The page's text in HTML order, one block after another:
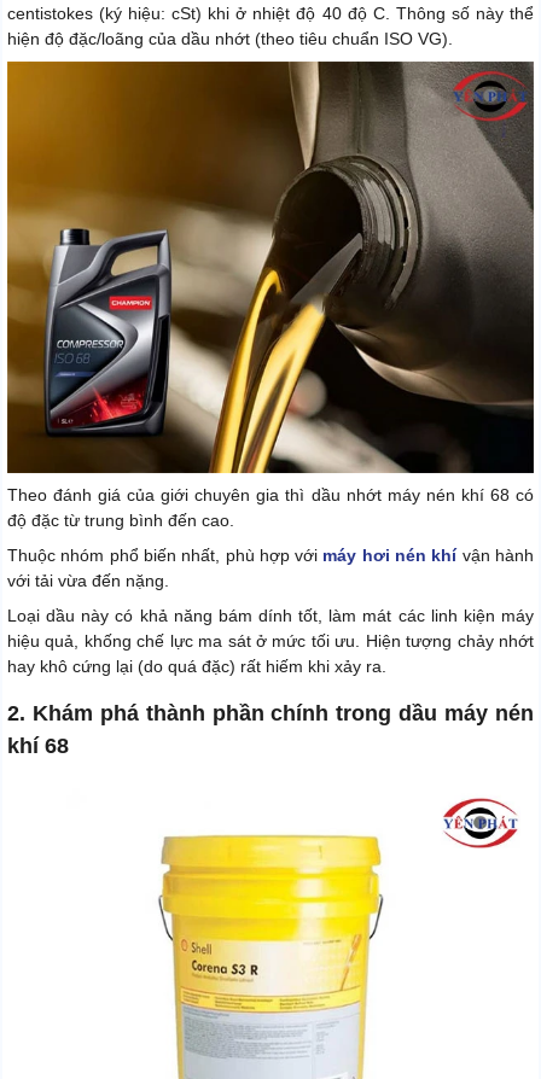
centistokes (ký hiệu: cSt) khi ở nhiệt độ 40 độ C. Thông số này thể
hiện độ đặc/loãng của dầu nhớt (theo tiêu chuẩn ISO VG).
Theo đánh giá của giới chuyên gia thì dầu nhớt máy nén khí 68 có
độ đặc từ trung bình đến cao.
Thuộc nhóm phổ biến nhất, phù hợp với máy hơi nén khívận hành
với tải vừa đến nặng.
Loại dầu này có khả năng bám dính tốt, làm mát các linh kiện máy
hiệu quả, khống chế lực ma sát ở mức tối ưu. Hiện tượng chảy nhớt
hay khô cứng lại (do quá đặc) rất hiếm khi xảy ra.
2. Khám phá thành phần chính trong dầu máy nén
khí 68